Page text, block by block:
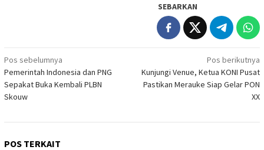
SEBARKAN
Navigasi
pos
Pos sebelumnya
Pemerintah Indonesia dan PNG
Sepakat Buka Kembali PLBN
Skouw
Pos berikutnya
Kunjungi Venue, Ketua KONI Pusat
Pastikan Merauke Siap Gelar PON
XX
POS TERKAIT